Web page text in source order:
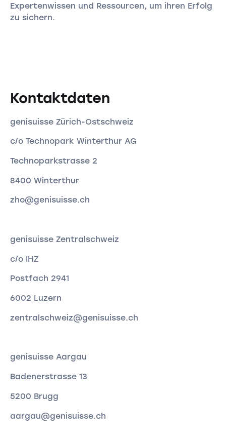
Expertenwissen und Ressourcen, um ihren Erfolg
zu sichern.
Kontaktdaten
genisuisse Zürich-Ostschweiz
c/o Technopark Winterthur AG
Technoparkstrasse 2
8400 Winterthur
zho@genisuisse.ch
genisuisse Zentralschweiz
c/o IHZ
Postfach 2941
6002 Luzern
zentralschweiz@genisuisse.ch
genisuisse Aargau
Badenerstrasse 13
5200 Brugg
aargau@genisuisse.ch